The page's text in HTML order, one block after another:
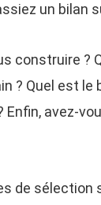
un bilan
construire ?
? Quel est le
avez-
de